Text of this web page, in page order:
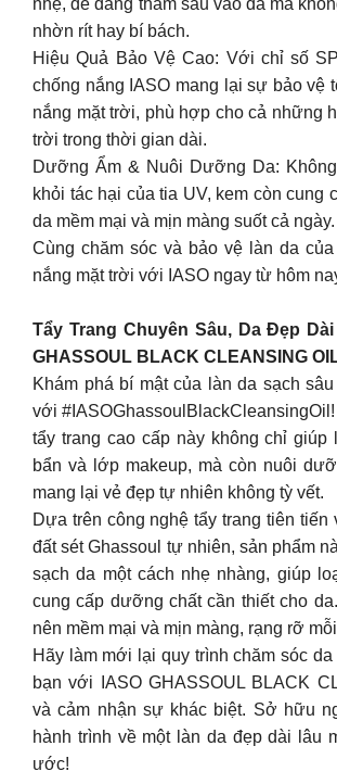
nhẹ, dễ dàng thấm sâu vào da mà
nhờn rít hay bí bách.
Hiệu Quả Bảo Vệ Cao: Với chỉ số
chống nắng IASO mang lại sự bảo vệ
nắng mặt trời, phù hợp cho cả những
trời trong thời gian dài.
Dưỡng Ẩm & Nuôi Dưỡng Da:
khỏi tác hại của tia UV, kem còn cung
da mềm mại và mịn màng suốt cả ngày.
Cùng chăm sóc và bảo vệ làn da
nắng mặt trời với IASO ngay từ hôm
Tẩy Trang Chuyên Sâu, Da Đẹp
GHASSOUL BLACK CLEANSING
Khám phá bí mật của làn da sạch
với
tẩy trang cao cấp này không chỉ giúp
bẩn và lớp makeup, mà còn nuôi
mang lại vẻ đẹp tự nhiên không tỳ vết.
Dựa trên công nghệ tẩy trang tiên tiến
đất sét Ghassoul tự nhiên, sản phẩm
sạch da một cách nhẹ nhàng, giúp
cung cấp dưỡng chất cần thiết cho
nên mềm mại và mịn màng, rạng rỡ
Hãy làm mới lại quy trình chăm sóc
bạn với IASO GHASSOUL BLACK
và cảm nhận sự khác biệt. Sở hữu
hành trình về một làn da đẹp dài lâu
ước!